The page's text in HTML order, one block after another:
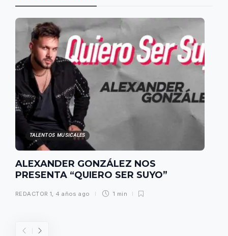
TALENTOS MUSICALES
ALEXANDER GONZÁLEZ NOS
PRESENTA “QUIERO SER SUYO”
REDACTOR 1 4 años ago 1 min